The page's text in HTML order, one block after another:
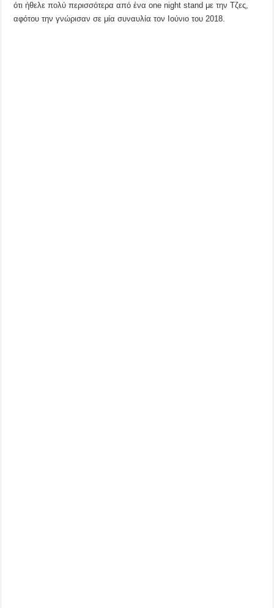
ότι ήθελε πολύ περισσότερα από ένα one night stand με την Τζες,
αφότου την γνώρισαν σε μία συναυλία τον Ιούνιο του 2018.